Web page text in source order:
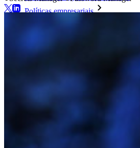
Políticas empresariais
Recuperação de conta
Gerador de senhas
Teste de força de senha